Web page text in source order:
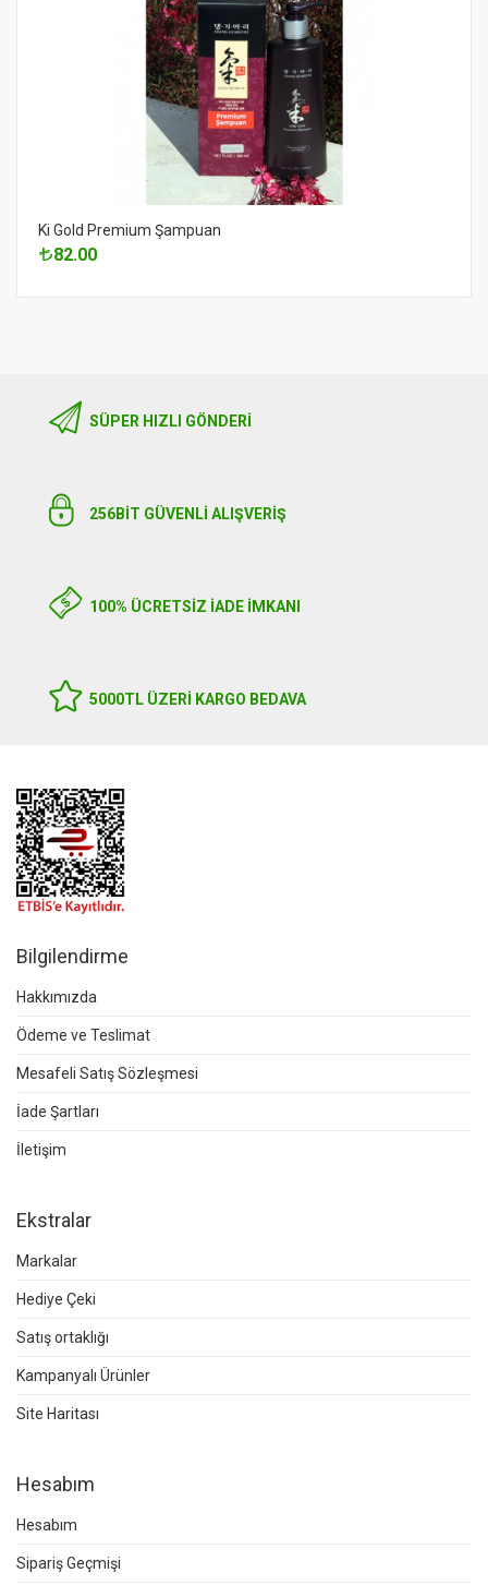
Ki Gold Premium Şampuan
82.00
SÜPER HIZLI GÖNDERI
256BIT GÜVENLİ ALIŞVERİŞ
100% ÜCRETSİZ İADE İMKANI
5000TL ÜZERI KARGO BEDAVA
Bilgilendirme
Hakkımızda
Ödeme ve Teslimat
Mesafeli Satış Sözleşmesi
İade Şartları
İletişim
Ekstralar
Markalar
Hediye Çeki
Satış ortaklığı
Kampanyalı Ürünler
Site Haritası
Hesabım
Hesabım
Sipariş Geçmişi